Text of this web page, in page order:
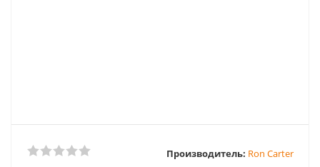
Производитель: Ron Carter